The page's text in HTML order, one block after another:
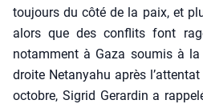
tou­jours du côté de la paix, et
alors que des conflits font
notam­ment à Gaza sou­mis à la
droite Neta­nya­hu après
octobre, Sigrid Gerar­din a